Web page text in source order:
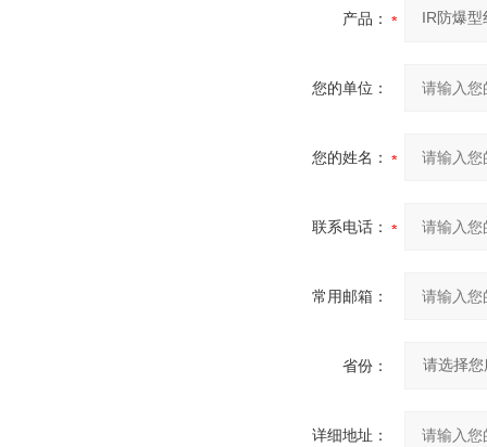
产品：
您的单位：
您的姓名：
联系电话：
常用邮箱：
省份：
详细地址：